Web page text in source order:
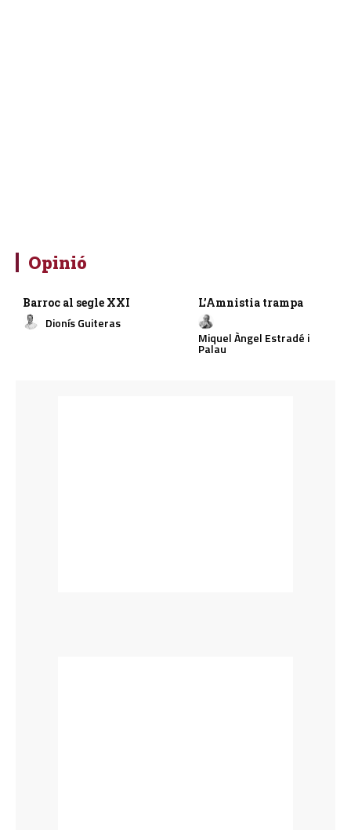
Opinió
Barroc al segle XXI
Dionís Guiteras
L’Amnistia trampa
Miquel Àngel Estradé i
Palau